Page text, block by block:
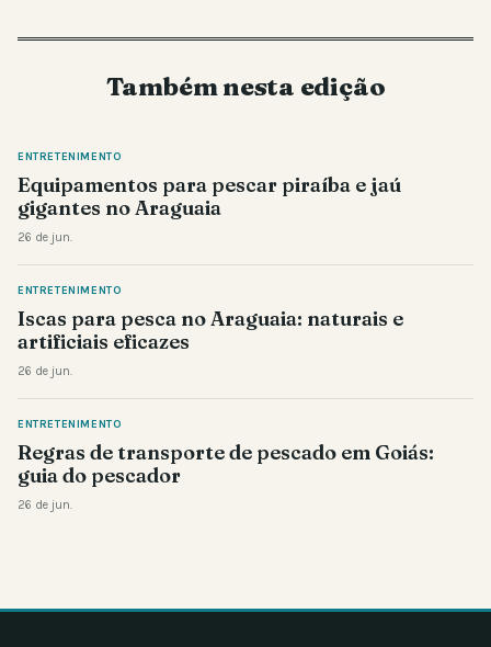
Também nesta edição
ENTRETENIMENTO
Equipamentos para pescar piraíba e jaú
gigantes no Araguaia
26 de jun.
ENTRETENIMENTO
Iscas para pesca no Araguaia: naturais e
artificiais eficazes
26 de jun.
ENTRETENIMENTO
Regras de transporte de pescado em Goiás:
guia do pescador
26 de jun.